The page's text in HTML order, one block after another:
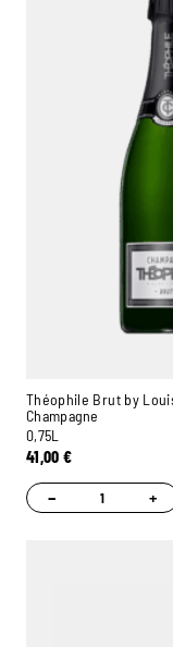
Théophile Brut by
Champagne
0,75L
41,00€
− +